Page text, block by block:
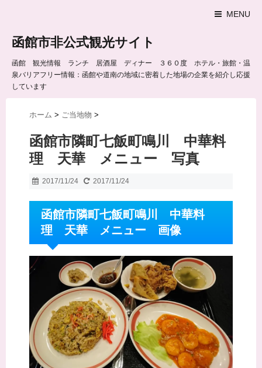
MENU
函館市非公式観光サイト
函館 観光情報 ランチ 居酒屋 ディナー ３６０度 ホテル・旅館・温
泉バリアフリー情報：函館や道南の地域に密着した地場の企業を紹介し応援
しています
ホーム > ご当地物 >
函館市隣町七飯町鳴川 中華料
理 天華 メニュー 写真
2017/11/24 2017/11/24
函館市隣町七飯町鳴川 中華料
理 天華 メニュー 画像